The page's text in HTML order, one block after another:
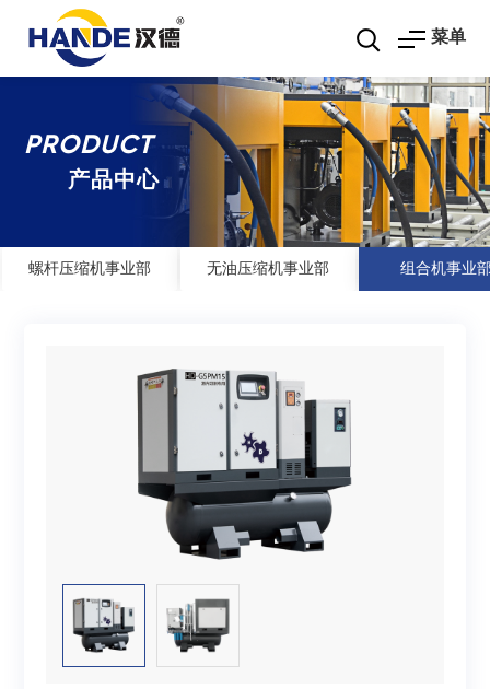
菜单
PRODUCT
产品中心
螺杆压缩机事业部 无油压缩机事业部 组合机事业